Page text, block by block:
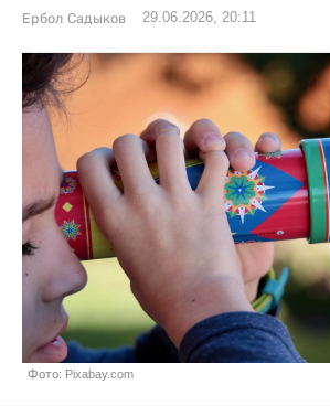
Ербол Садыков 29.06.2026, 20:11
Фото: Pixabay.com